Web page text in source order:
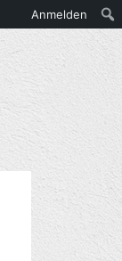
Anmelden